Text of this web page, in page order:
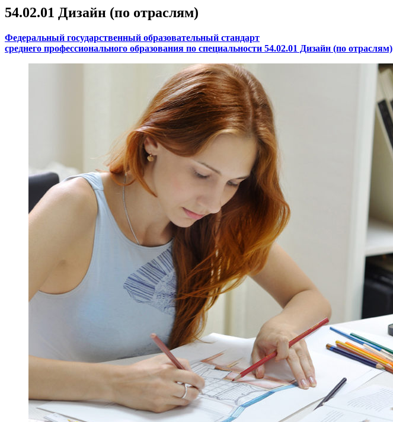
54.02.01 Дизайн (по отраслям)
Федеральный государственный образовательный стандарт
среднего профессионального образования по специальности 54.02.01 Дизайн (по отраслям)